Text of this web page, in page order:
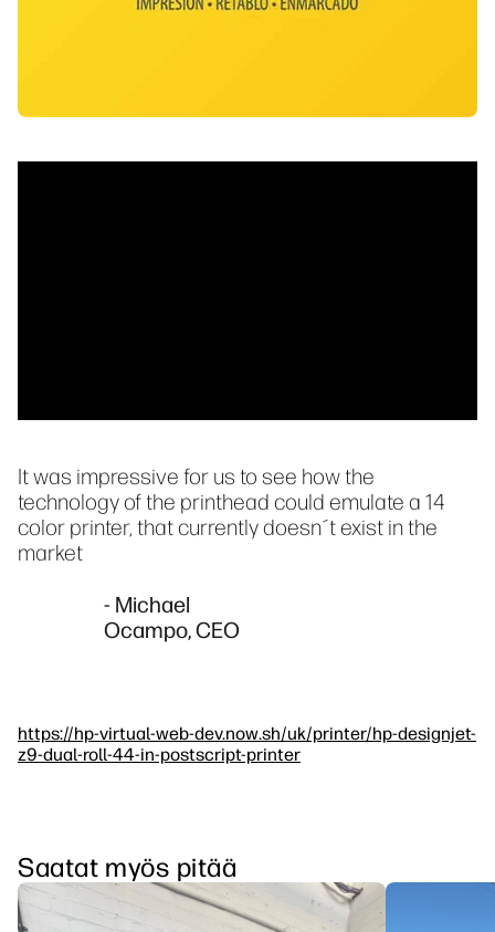
It was impressive for us to see how the
technology of the printhead could emulate a 14
color printer, that currently doesn´t exist in the
market
- Michael
Ocampo, CEO
https://hp-virtual-web-dev.now.sh/uk/printer/hp-designjet-
z9-dual-roll-44-in-postscript-printer
Saatat myös pitää